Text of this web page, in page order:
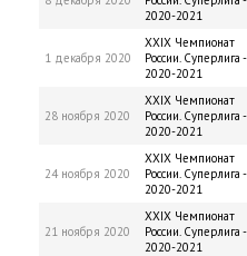
2020-2021
1 декабря 2020
XXIX Чемпионат
России. Суперлига -
2020-2021
28 ноября 2020
XXIX Чемпионат
России. Суперлига -
2020-2021
24 ноября 2020
XXIX Чемпионат
России. Суперлига -
2020-2021
21 ноября 2020
XXIX Чемпионат
России. Суперлига -
2020-2021